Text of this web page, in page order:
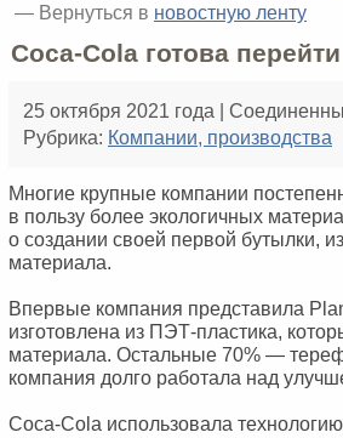
— Вернуться в новостную ленту
Coca-Cola готова
25 октября 2021 года |
Рубрика: Компании, производства
Многие крупные компании
в пользу более экологичных
о создании своей первой бутылки,
материала.
Впервые компания представила
изготовлена из ПЭТ-пластика,
материала. Остальные 70% —
компания долго работала над
Coca-Cola использовала